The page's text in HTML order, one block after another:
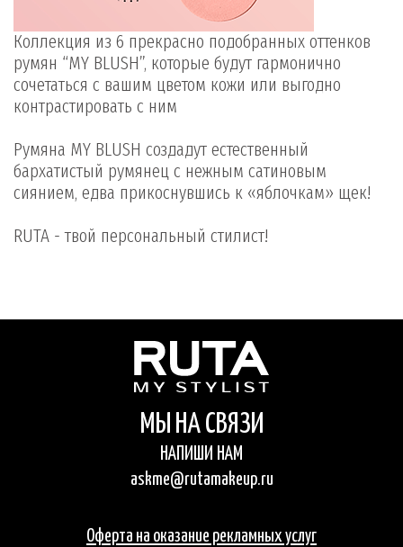
Коллекция из 6 прекрасно подобранных оттенков
румян “MY BLUSH”, которые будут гармонично
сочетаться с вашим цветом кожи или выгодно
контрастировать с ним
Румяна MY BLUSH создадут естественный
бархатистый румянец с нежным сатиновым
сиянием, едва прикоснувшись к «яблочкам» щек!
RUTA - твой персональный стилист!
МЫ НА СВЯЗИ
НАПИШИ НАМ
askme@rutamakeup.ru
Оферта на оказание рекламных услуг